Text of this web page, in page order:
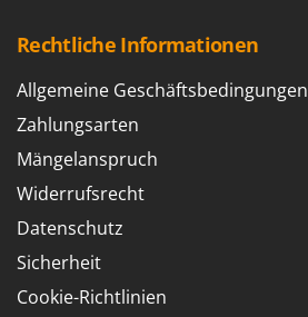
Rechtliche Informationen
Allgemeine Geschäftsbedingungen
Zahlungsarten
Mängelanspruch
Widerrufsrecht
Datenschutz
Sicherheit
Cookie-Richtlinien